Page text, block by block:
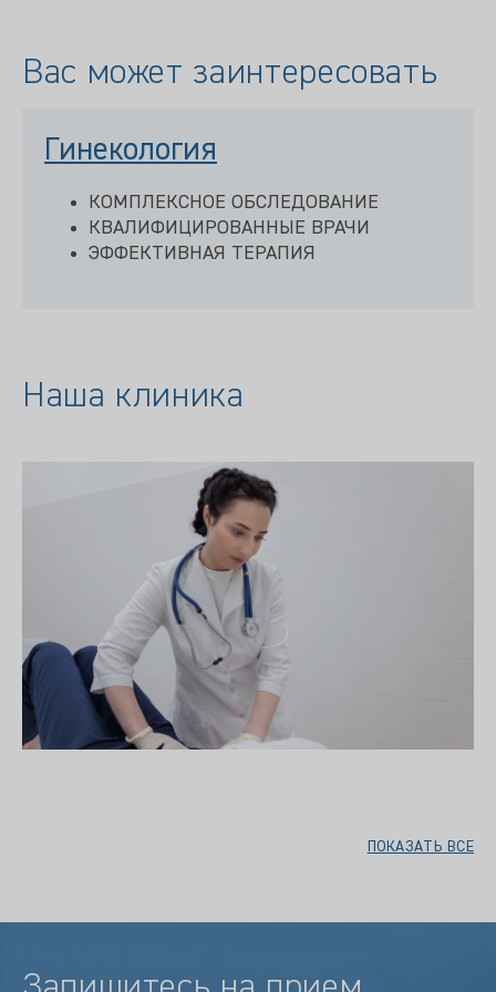
Вас может заинтересовать
Гинекология
КОМПЛЕКСНОЕ ОБСЛЕДОВАНИЕ
КВАЛИФИЦИРОВАННЫЕ ВРАЧИ
ЭФФЕКТИВНАЯ ТЕРАПИЯ
Наша клиника
ПОКАЗАТЬ ВСЕ